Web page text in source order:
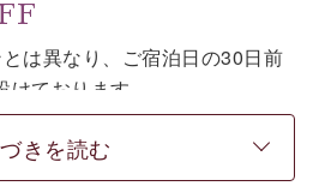
は異なり、ご宿泊日の30日前
ております。
ランです。2食付きでご利用ご
限定価格】早割プラン（30日前
い。
きを読む